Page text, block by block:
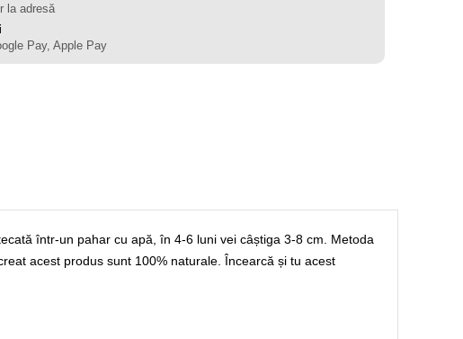
la adresă
Pay, Apple Pay
într-un pahar cu apă, în 4-6 luni vei câștiga 3-8 cm. Metoda
acest produs sunt 100% naturale. Încearcă și tu acest